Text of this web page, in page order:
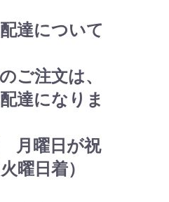
達について
ご注文は、
達になりま
月曜日が祝
曜日着）